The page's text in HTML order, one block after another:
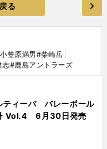
る
笠原満男#柴崎岳
志#鹿島アントラーズ
ティーバ バレーボール
Vol.4 6月30日発売